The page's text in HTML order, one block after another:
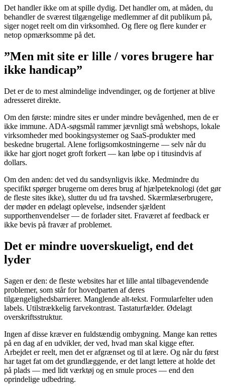
Det handler ikke om at spille dydig. Det handler om, at måden, du
behandler de sværest tilgængelige medlemmer af dit publikum på,
siger noget reelt om din virksomhed. Og flere og flere kunder er
netop opmærksomme på det.
”Men mit site er lille / vores brugere har
ikke handicap”
Det er de to mest almindelige indvendinger, og de fortjener at blive
adresseret direkte.
Om den første: mindre sites er under mindre bevågenhed, men de er
ikke immune. ADA-søgsmål rammer jævnligt små webshops, lokale
virksomheder med bookingsystemer og SaaS-produkter med
beskedne brugertal. Alene forligsomkostningerne — selv når du
ikke har gjort noget groft forkert — kan løbe op i titusindvis af
dollars.
Om den anden: det ved du sandsynligvis ikke. Medmindre du
specifikt spørger brugerne om deres brug af hjælpeteknologi (det gør
de fleste sites ikke), slutter du ud fra tavshed. Skærmlæserbrugere,
der møder en ødelagt oplevelse, indsender sjældent
supporthenvendelser — de forlader sitet. Fraværet af feedback er
ikke bevis på fravær af problemet.
Det er mindre uoverskueligt, end det
lyder
Sagen er den: de fleste websites har et lille antal tilbagevendende
problemer, som står for hovedparten af deres
tilgængelighedsbarrierer. Manglende alt-tekst. Formularfelter uden
labels. Utilstrækkelig farvekontrast. Tastaturfælder. Ødelagt
overskriftsstruktur.
Ingen af disse kræver en fuldstændig ombygning. Mange kan rettes
på en dag af en udvikler, der ved, hvad man skal kigge efter.
Arbejdet er reelt, men det er afgrænset og til at lære. Og når du først
har taget fat om det grundlæggende, er det langt lettere at holde det
på plads — med lidt værktøj og en smule proces — end den
oprindelige udbedring.